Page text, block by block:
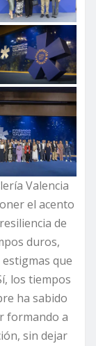
Valencia
el acento
de
duros,
que
los tiempos
ha sabido
formando a
sin dejar